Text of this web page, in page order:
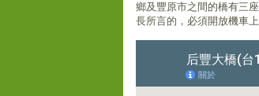
鄉及豐原市之間的橋有三
長所言的，必須開放機車